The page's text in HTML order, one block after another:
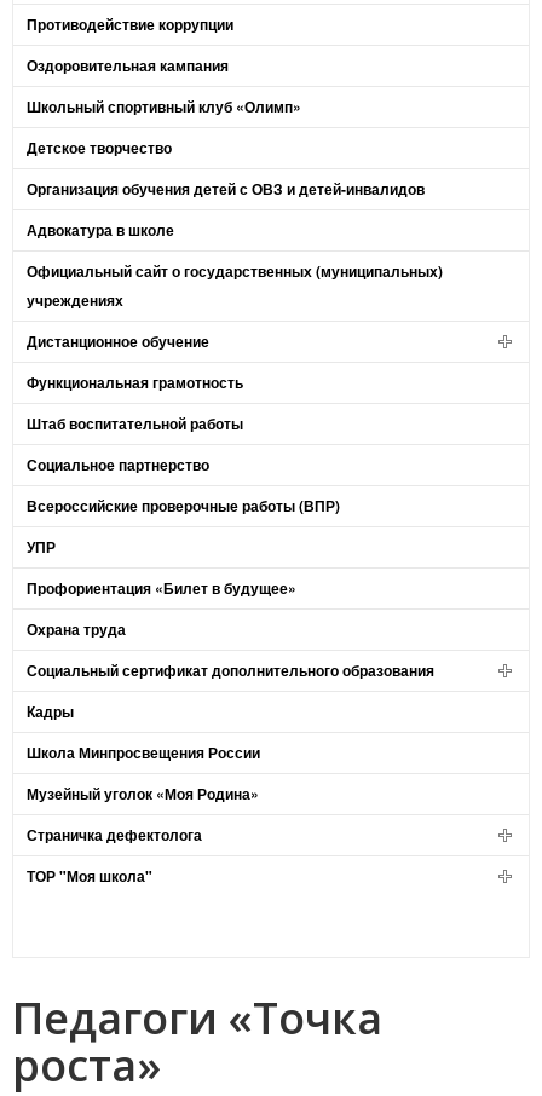
Противодействие коррупции
Оздоровительная кампания
Школьный спортивный клуб «Олимп»
Детское творчество
Организация обучения детей с ОВЗ и детей-инвалидов
Адвокатура в школе
Официальный сайт о государственных (муниципальных)
учреждениях
Дистанционное обучение
Функциональная грамотность
Штаб воспитательной работы
Социальное партнерство
Всероссийские проверочные работы (ВПР)
УПР
Профориентация «Билет в будущее»
Охрана труда
Социальный сертификат дополнительного образования
Кадры
Школа Минпросвещения России
Музейный уголок «Моя Родина»
Страничка дефектолога
ТОР "Моя школа"
Педагоги «Точка
роста»